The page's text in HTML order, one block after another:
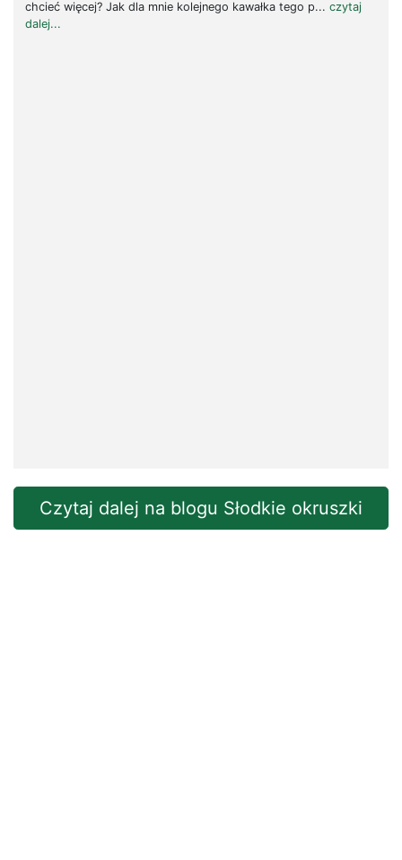
chcieć więcej? Jak dla mnie kolejnego kawałka tego p... czytaj
dalej...
Czytaj dalej na blogu Słodkie okruszki